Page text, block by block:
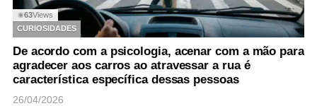
◉63Views
CURIOSIDADES
De acordo com a psicologia, acenar com a mão para
agradecer aos carros ao atravessar a rua é
característica específica dessas pessoas
26/04/2026